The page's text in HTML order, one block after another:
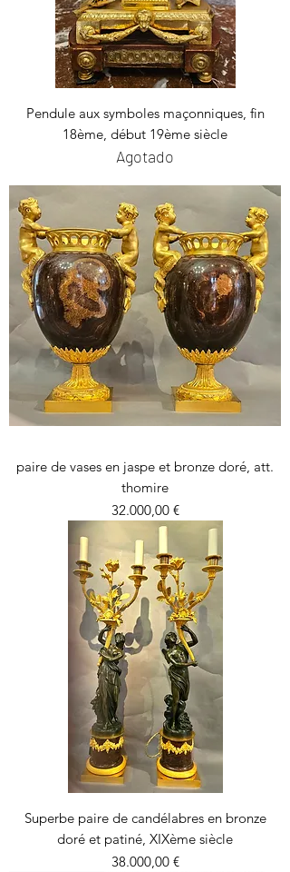
Pendule aux symboles maçonniques, fin
18ème, début 19ème siècle
Agotado
paire de vases en jaspe et bronze doré, att.
thomire
Precio
32.000,00 €
Superbe paire de candélabres en bronze
doré et patiné, XIXème siècle
Precio
38.000,00 €